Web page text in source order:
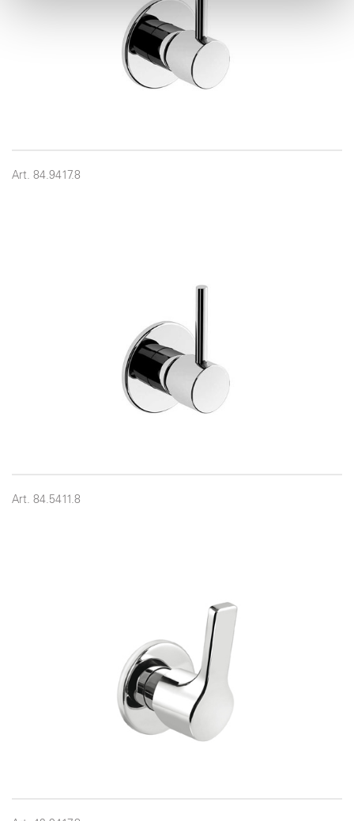
pubblicità e social media, i quali potrebbero combinarle
con altre informazioni che ha fornito loro o che hanno
raccolto dal suo utilizzo dei loro servizi.
Art. 84.9417.8
Art. 84.5411.8